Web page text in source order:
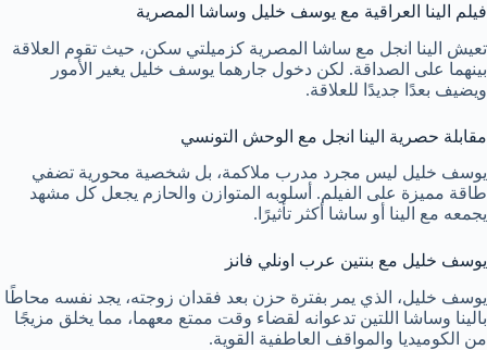
فيلم الينا العراقية مع يوسف خليل وساشا المصرية
تعيش الينا انجل مع ساشا المصرية كزميلتي سكن، حيث تقوم العلاقة
بينهما على الصداقة. لكن دخول جارهما يوسف خليل يغير الأمور
ويضيف بعدًا جديدًا للعلاقة.
مقابلة حصرية الينا انجل مع الوحش التونسي
يوسف خليل ليس مجرد مدرب ملاكمة، بل شخصية محورية تضفي
طاقة مميزة على الفيلم. أسلوبه المتوازن والحازم يجعل كل مشهد
يجمعه مع الينا أو ساشا أكثر تأثيرًا.
يوسف خليل مع بنتين عرب اونلي فانز
يوسف خليل، الذي يمر بفترة حزن بعد فقدان زوجته، يجد نفسه محاطًا
بالينا وساشا اللتين تدعوانه لقضاء وقت ممتع معهما، مما يخلق مزيجًا
من الكوميديا والمواقف العاطفية القوية.